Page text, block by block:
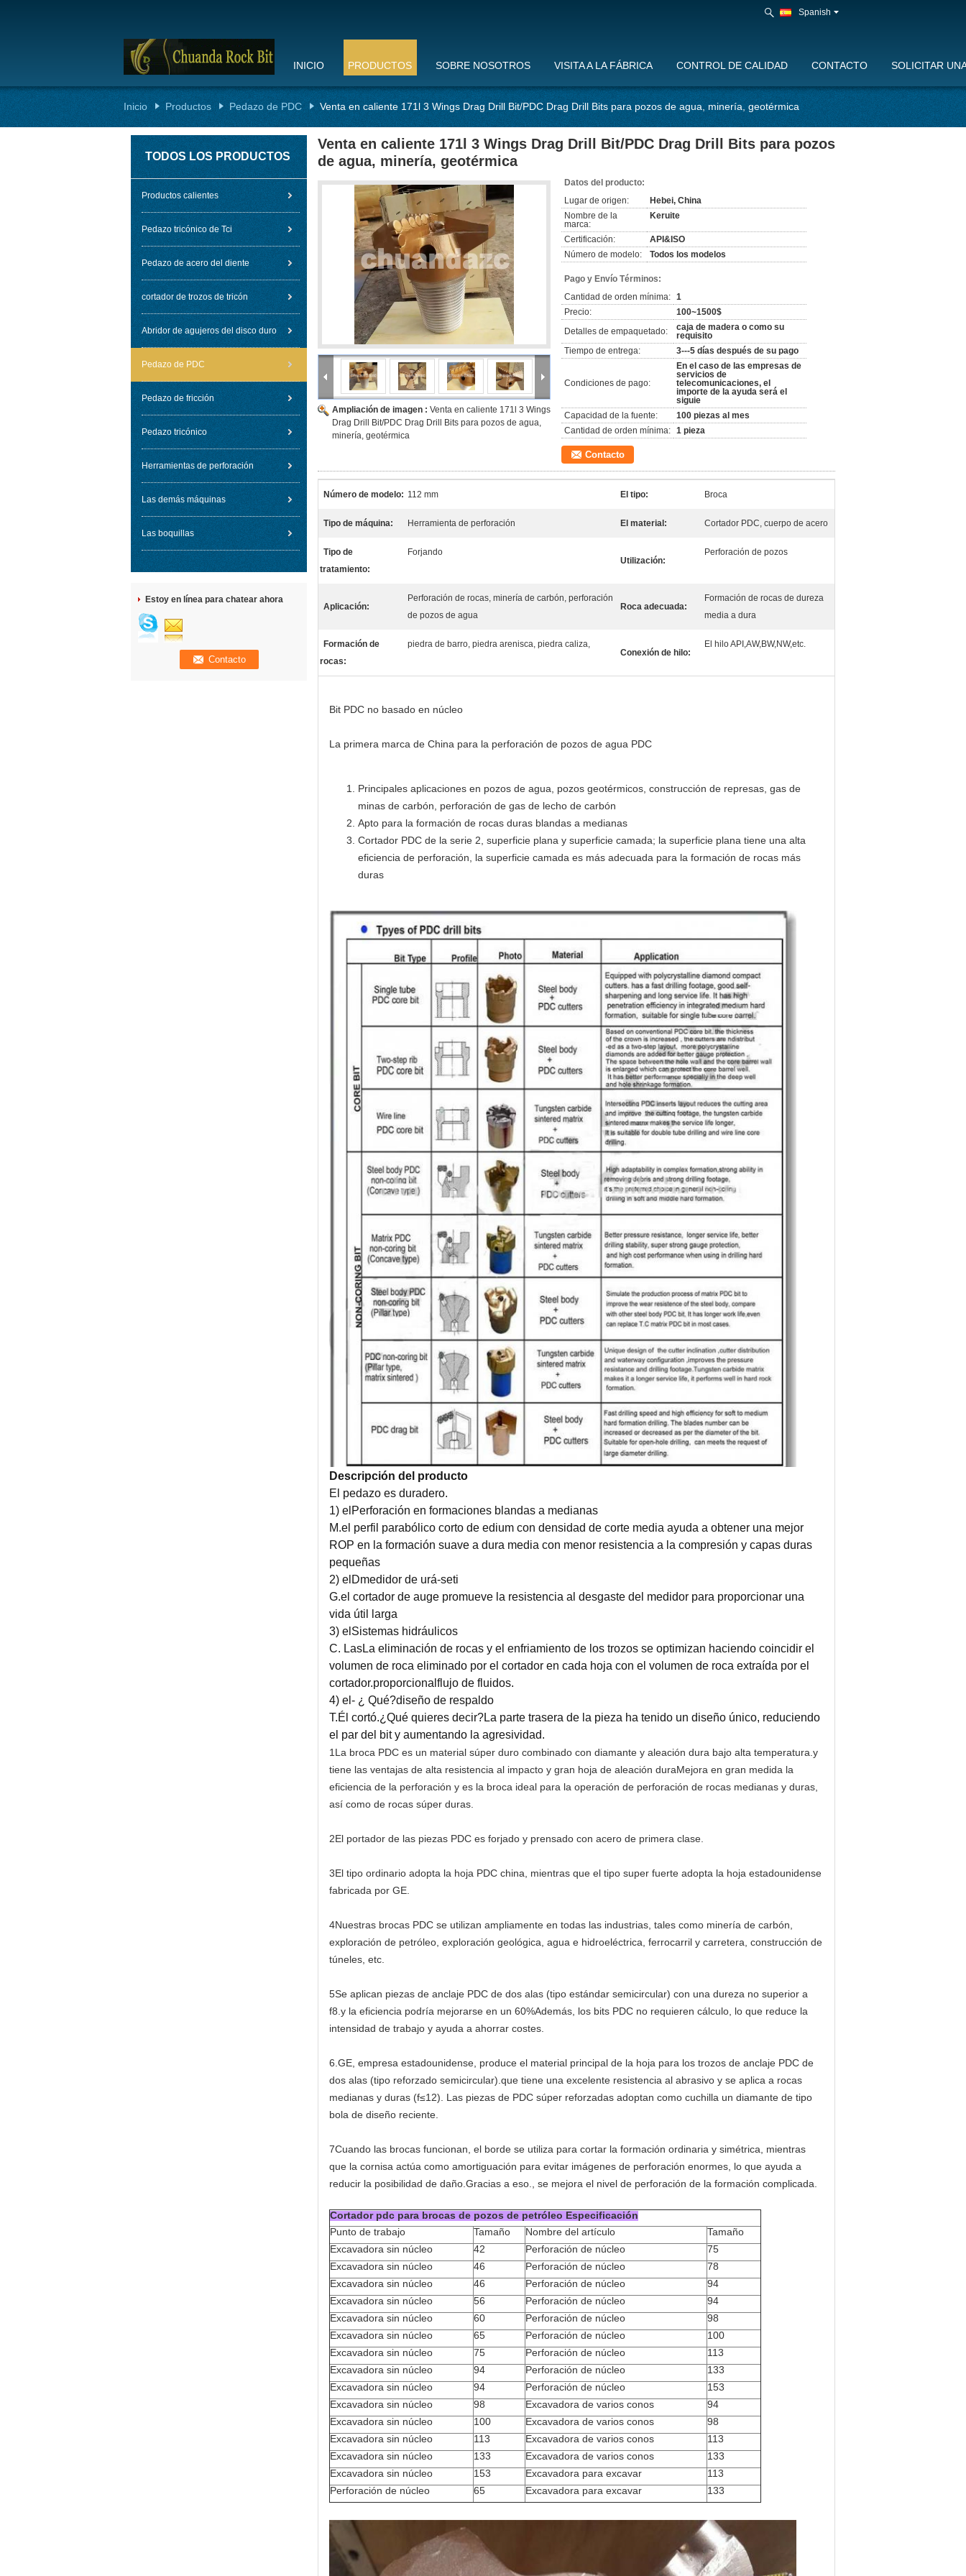
Spanish
INICIO PRODUCTOS SOBRE NOSOTROS VISITA A LA FÁBRICA CONTROL DE CALIDAD CONTACTO SOLICITAR
Inicio Productos Pedazo de PDC Venta en caliente 171l 3 Wings Drag Drill Bit/PDC Drag Drill Bits para pozos de agua, minería, geotérmica
TODOS LOS PRODUCTOS
Productos calientes
Pedazo tricónico de Tci
Pedazo de acero del diente
cortador de trozos de tricón
Abridor de agujeros del disco duro
Pedazo de PDC
Pedazo de fricción
Pedazo tricónico
Herramientas de perforación
Las demás máquinas
Las boquillas
Estoy en línea para chatear ahora
Venta en caliente 171l 3 Wings Drag Drill Bit/PDC Drag Drill Bits para pozos
de agua, minería, geotérmica
Ampliación de imagen : Venta en caliente 171l 3 Wings
Drag Drill Bit/PDC Drag Drill Bits para pozos de agua,
minería, geotérmica
Datos del producto:
Lugar de origen:
Hebei, China
Nombre de la
marca:
Keruite
Certificación:
API&ISO
Número de modelo:
Todos los modelos
Pago y Envío Términos:
Cantidad de orden mínima: 1
Precio:
100~1500$
Detalles de empaquetado:
caja de madera o como su
requisito
Tiempo de entrega:
3---5 días después de su pago
Condiciones de pago:
En el caso de las empresas de
servicios de
telecomunicaciones, el
importe de la ayuda será el
siguie
Capacidad de la fuente:
100 piezas al mes
Cantidad de orden mínima: 1 pieza
Contacto
Número de modelo: 112 mm El tipo: Broca
Tipo de máquina: Herramienta de perforación El material: Cortador PDC, cuerpo de acero
Tipo de
tratamiento:
Forjando
Utilización:
Perforación de pozos
Aplicación:
Perforación de rocas, minería de carbón, perforación
de pozos de agua
Roca adecuada:
Formación de rocas de dureza
media a dura
Formación de
rocas:
piedra de barro, piedra arenisca, piedra caliza,
Conexión de hilo:
El hilo API,AW,BW,NW,etc.
Bit PDC no basado en núcleo
La primera marca de China para la perforación de pozos de agua PDC
Principales aplicaciones en pozos de agua, pozos geotérmicos, construcción de represas, gas de
minas de carbón, perforación de gas de lecho de carbón
Apto para la formación de rocas duras blandas a medianas
Cortador PDC de la serie 2, superficie plana y superficie camada; la superficie plana tiene una alta
eficiencia de perforación, la superficie camada es más adecuada para la formación de rocas más
duras
Descripción del producto
El pedazo es duradero.
1) el Perforación en formaciones blandas a medianas
M.el perfil parabólico corto de edium con densidad de corte media ayuda a obtener una mejor
ROP en la formación suave a dura media con menor resistencia a la compresión y capas duras
pequeñas
2) el Dmedidor de urá-seti
G.el cortador de auge promueve la resistencia al desgaste del medidor para proporcionar una
vida útil larga
3) el Sistemas hidráulicos
C. LasLa eliminación de rocas y el enfriamiento de los trozos se optimizan haciendo coincidir el
volumen de roca eliminado por el cortador en cada hoja con el volumen de roca extraída por el
cortador.proporcional flujo de fluidos.
4) el - ¿ Qué?diseño de respaldo
T.Él cortó.¿Qué quieres decir?La parte trasera de la pieza ha tenido un diseño único, reduciendo
el par del bit y aumentando la agresividad.
1La broca PDC es un material súper duro combinado con diamante y aleación dura bajo alta temperatura.y
tiene las ventajas de alta resistencia al impacto y gran hoja de aleación duraMejora en gran medida la
eficiencia de la perforación y es la broca ideal para la operación de perforación de rocas medianas y duras,
así como de rocas súper duras.
2El portador de las piezas PDC es forjado y prensado con acero de primera clase.
3El tipo ordinario adopta la hoja PDC china, mientras que el tipo super fuerte adopta la hoja estadounidense
fabricada por GE.
4Nuestras brocas PDC se utilizan ampliamente en todas las industrias, tales como minería de carbón,
exploración de petróleo, exploración geológica, agua e hidroeléctrica, ferrocarril y carretera, construcción de
túneles, etc.
5Se aplican piezas de anclaje PDC de dos alas (tipo estándar semicircular) con una dureza no superior a
f8.y la eficiencia podría mejorarse en un 60%Además, los bits PDC no requieren cálculo, lo que reduce la
intensidad de trabajo y ayuda a ahorrar costes.
6.GE, empresa estadounidense, produce el material principal de la hoja para los trozos de anclaje PDC de
dos alas (tipo reforzado semicircular).que tiene una excelente resistencia al abrasivo y se aplica a rocas
medianas y duras (f≤12). Las piezas de PDC súper reforzadas adoptan como cuchilla un diamante de tipo
bola de diseño reciente.
7Cuando las brocas funcionan, el borde se utiliza para cortar la formación ordinaria y simétrica, mientras
que la cornisa actúa como amortiguación para evitar imágenes de perforación enormes, lo que ayuda a
reducir la posibilidad de daño.Gracias a eso., se mejora el nivel de perforación de la formación complicada.
Cortador pdc para brocas de pozos de petróleo Especificación
Punto de trabajo
Tamaño Nombre del artículo
Tamaño
Excavadora sin núcleo
42 Perforación de núcleo
75
Excavadora sin núcleo
46 Perforación de núcleo
78
Excavadora sin núcleo
46 Perforación de núcleo
94
Excavadora sin núcleo
56 Perforación de núcleo
94
Excavadora sin núcleo
60 Perforación de núcleo
98
Excavadora sin núcleo
65 Perforación de núcleo
100
Excavadora sin núcleo
75 Perforación de núcleo
113
Excavadora sin núcleo
94 Perforación de núcleo
133
Excavadora sin núcleo
94 Perforación de núcleo
153
Excavadora sin núcleo
98 Excavadora de varios conos
94
Excavadora sin núcleo
100 Excavadora de varios conos
98
Excavadora sin núcleo
113 Excavadora de varios conos
113
Excavadora sin núcleo
133 Excavadora de varios conos
133
Excavadora sin núcleo
153 Excavadora para excavar
113
Perforación de núcleo
65 Excavadora para excavar 133